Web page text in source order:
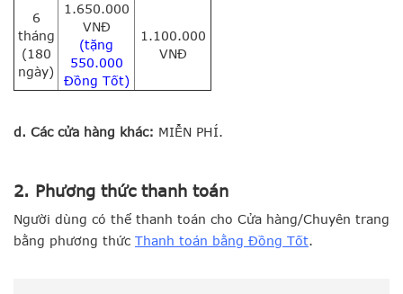
6
tháng
(180
ngày)
1.650.000
VNĐ
(tặng
550.000
Đồng Tốt)
1.100.000
VNĐ
d. Các cửa hàng khác: MIỄN PHÍ.
2. Phương thức thanh toán
Người dùng có thể thanh toán cho Cửa hàng/Chuyên trang
bằng phương thức Thanh toán bằng Đồng Tốt.